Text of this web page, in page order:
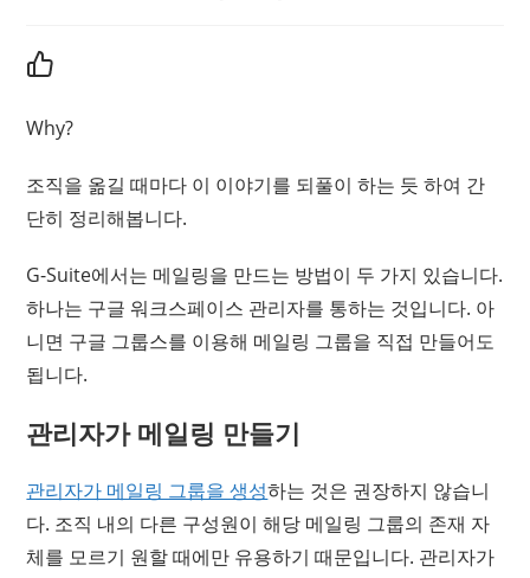
Why?
조직을 옮길 때마다 이 이야기를 되풀이 하는 듯 하여 간
단히 정리해봅니다.
G-Suite에서는 메일링을 만드는 방법이 두 가지 있습니다.
하나는 구글 워크스페이스 관리자를 통하는 것입니다. 아
니면 구글 그룹스를 이용해 메일링 그룹을 직접 만들어도
됩니다.
관리자가 메일링 만들기
관리자가 메일링 그룹을 생성하는 것은 권장하지 않습니
다. 조직 내의 다른 구성원이 해당 메일링 그룹의 존재 자
체를 모르기 원할 때에만 유용하기 때문입니다. 관리자가